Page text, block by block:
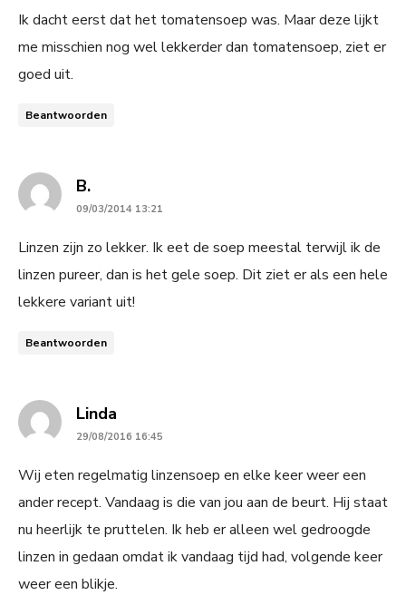
Ik dacht eerst dat het tomatensoep was. Maar deze lijkt
me misschien nog wel lekkerder dan tomatensoep, ziet er
goed uit.
Beantwoorden
B.says:
09/03/2014 13:21
Linzen zijn zo lekker. Ik eet de soep meestal terwijl ik de
linzen pureer, dan is het gele soep. Dit ziet er als een hele
lekkere variant uit!
Beantwoorden
Linda
29/08/2016 16:45
Wij eten regelmatig linzensoep en elke keer weer een
ander recept. Vandaag is die van jou aan de beurt. Hij staat
nu heerlijk te pruttelen. Ik heb er alleen wel gedroogde
linzen in gedaan omdat ik vandaag tijd had, volgende keer
weer een blikje.